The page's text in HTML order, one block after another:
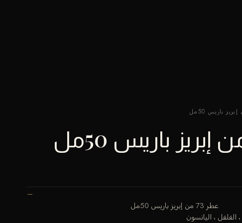
عطر 73 من إبريز باريس 50مل
الفلفل ، اليانسون